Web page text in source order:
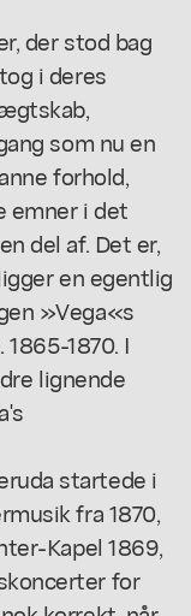
der stod bag
i deres
som nu en
forhold,
emner i det
del af. Det er,
en egentlig
»Vega«s
1870. I
lignende
startede i
fra 1870,
Kapel 1869,
for